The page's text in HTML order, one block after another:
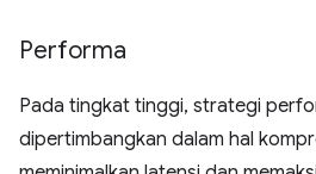
Performa
Pada tingkat tinggi, strategi
dipertimbangkan dalam hal